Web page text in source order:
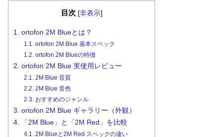
目次 [非表示]
1. ortofon 2M Blueとは？
1.1.ortofon 2M Blue 基本スペック
1.2.ortofon 2M Blueの特徴
2. ortofon 2M Blue 実使用レビュー
2.1.2M Blue 音質
2.2.2M Blue 音色
2.3.おすすめのジャンル
3. ortofon 2M Blue ギャラリー（外観）
4. 「2M Blue」と「2M Red」を比較
4.1.2M Blueと2M Red スペックの違い